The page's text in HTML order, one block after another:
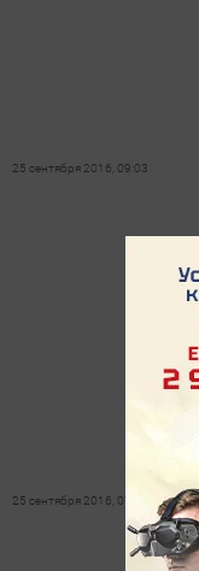
25 сентября 2016, 09:03
25 сентября 2016, 07:25